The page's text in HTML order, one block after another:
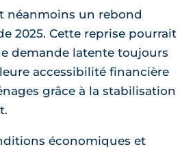
néanmoins un rebond
2025. Cette reprise pourrait
demande latente toujours
accessibilité financière
grâce à la stabilisation
économiques et